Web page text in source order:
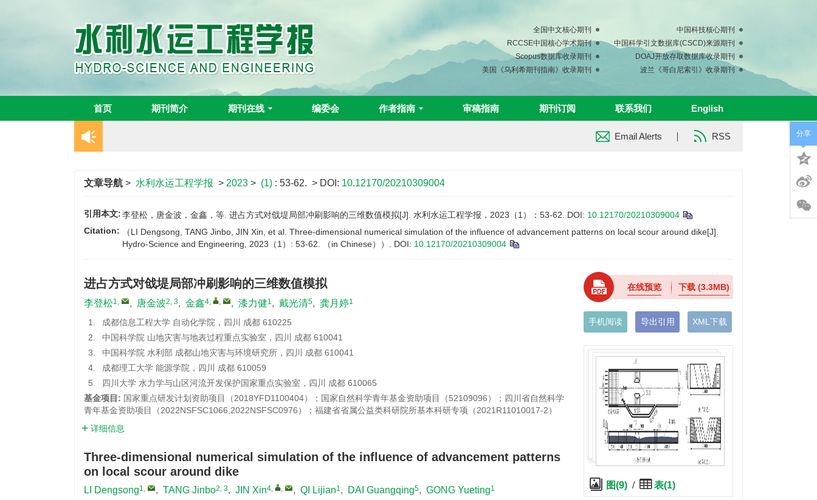
全国中文核心期刊
中国科技核心期刊
RCCSE中国核心学术期刊
中国科学引文数据库(CSCD)来源期刊
Scopus数据库收录期刊
DOAJ开放存取数据库收录期刊
美国《乌利希期刊指南》收录期刊
波兰《哥白尼索引》收录期刊
首页 期刊简介 期刊在线 编委会 作者指南 审稿指南 期刊订阅 联系我们 English
Email Alerts RSS
文章导航 > 水利水运工程学报 > 2023 > (1) : 53-62. > DOI: 10.12170/20210309004
引用本文:李登松，唐金波，金鑫，等. 进占方式对戗堤局部冲刷影响的三维数值模拟[J]. 水利水运工程学报，2023（1）：53-62. DOI: 10.12170/20210309004
Citation:
（LI Dengsong, TANG Jinbo, JIN Xin, et al. Three-dimensional numerical simulation of the influence of advancement patterns on local scour around dike[J].
Hydro-Science and Engineering, 2023（1）: 53-62. （in Chinese））.
DOI: 10.12170/20210309004
进占方式对戗堤局部冲刷影响的三维数值模拟
李登松1, , 唐金波2, 3, 金鑫4, , , 漆力健1, 戴光清5, 龚月婷1
1.
成都信息工程大学 自动化学院，四川 成都 610225
2.
中国科学院 山地灾害与地表过程重点实验室，四川 成都 610041
3.
中国科学院 水利部 成都山地灾害与环境研究所，四川 成都 610041
4.
成都理工大学 能源学院，四川 成都 610059
5.
四川大学 水力学与山区河流开发保护国家重点实验室，四川 成都 610065
基金项目: 国家重点研发计划资助项目（2018YFD1100404）；国家自然科学青年基金资助项目（52109096）；四川省自然科学
青年基金资助项目（2022NSFSC1066,2022NSFSC0976）；福建省省属公益类科研院所基本科研专项（2021R11010017-2）
详细信息
Three-dimensional numerical simulation of the influence of advancement patterns
on local scour around dike
LI Dengsong1, , TANG Jinbo2, 3, JIN Xin4, , , QI Lijian1, DAI Guangqing5, GONG Yueting1
在线预览 下载(3.3MB)
手机阅读 导出引用 XML下载
图(9) / 表(1)
分享